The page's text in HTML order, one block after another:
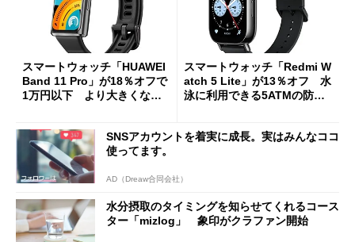
スマートウォッチ「HUAWEI
Band 11 Pro」が18％オフで
1万円以下 より大きくなっ
スマートウォッチ「Redmi W
atch 5 Lite」が13％オフ 水
泳に利用できる5ATMの防水
SNSアカウントを着実に成長。実はみんなココ
使ってます。
AD（Dreaw合同会社）
水分摂取のタイミングを知らせてくれるコース
ター「mizlog」 象印がクラファン開始